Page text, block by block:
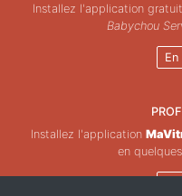
Installez l'application
Babychou
Installez l'application
en